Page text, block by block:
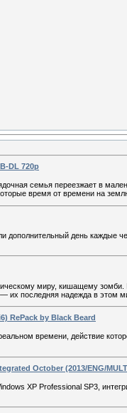
DL 720p
семья переезжает в
время от времени на
дополнительный день
миру, кишащему
их последняя надежда в этом
RePack by Black Beard
времени, действие
October (2013/ENG/
XP Professional SP3,